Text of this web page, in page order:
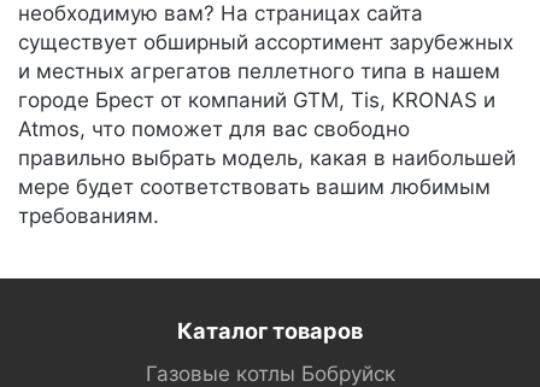
необходимую вам? На страницах сайта
существует обширный ассортимент зарубежных
и местных агрегатов пеллетного типа в нашем
городе Брест от компаний GTM, Tis, KRONAS и
Atmos, что поможет для вас свободно
правильно выбрать модель, какая в наибольшей
мере будет соответствовать вашим любимым
требованиям.
Каталог товаров
Газовые котлы Бобруйск